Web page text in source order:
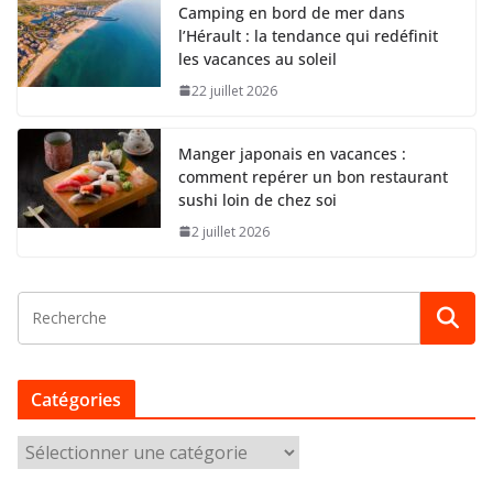
Camping en bord de mer dans
l’Hérault : la tendance qui redéfinit
les vacances au soleil
22 juillet 2026
Manger japonais en vacances :
comment repérer un bon restaurant
sushi loin de chez soi
2 juillet 2026
Catégories
a